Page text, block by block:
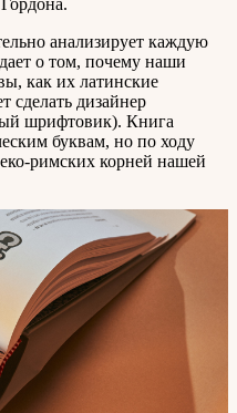
анализирует каждую
о том, почему наши
как их латинские
сделать дизайнер
шрифтовик). Книга
буквам, но по ходу
римских корней нашей